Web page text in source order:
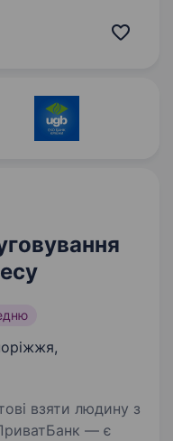
взяти людину з